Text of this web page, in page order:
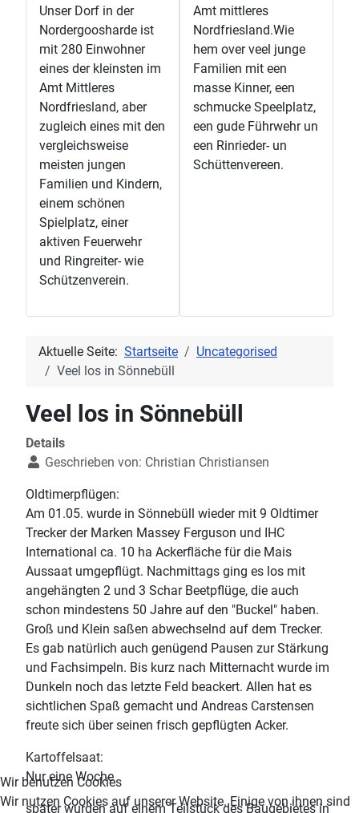
Unser Dorf in der
Nordergoosharde ist
mit 280 Einwohner
eines der kleinsten im
Amt Mittleres
Nordfriesland, aber
zugleich eines mit den
vergleichsweise
meisten jungen
Familien und Kindern,
einem schönen
Spielplatz, einer
aktiven Feuerwehr
und Ringreiter- wie
Schützenverein.
Amt mittleres
Nordfriesland.Wie
hem over veel junge
Familien mit een
masse Kinner, een
schmucke Speelplatz,
een gude Führwehr un
een Rinrieder- un
Schüttenvereen.
Aktuelle Seite: Startseite
Uncategorised
Veel los in Sönnebüll
Veel los in Sönnebüll
Details
Geschrieben von: Christian Christiansen
Oldtimerpflügen:
Am 01.05. wurde in Sönnebüll wieder mit 9 Oldtimer
Trecker der Marken Massey Ferguson und IHC
International ca. 10 ha Ackerfläche für die Mais
Aussaat umgepflügt. Nachmittags ging es los mit
angehängten 2 und 3 Schar Beetpflüge, die auch
schon mindestens 50 Jahre auf den "Buckel" haben.
Groß und Klein saßen abwechselnd auf dem Trecker.
Es gab natürlich auch genügend Pausen zur Stärkung
und Fachsimpeln. Bis kurz nach Mitternacht wurde im
Dunkeln noch das letzte Feld beackert. Allen hat es
sichtlichen Spaß gemacht und Andreas Carstensen
freute sich über seinen frisch gepflügten Acker.
Kartoffelsaat:
Nur eine Woche
später wurden auf einem Teilstück des Baugebietes in
Wir benutzen Cookies
Wir nutzen Cookies auf unserer Website. Einige von ihnen sind